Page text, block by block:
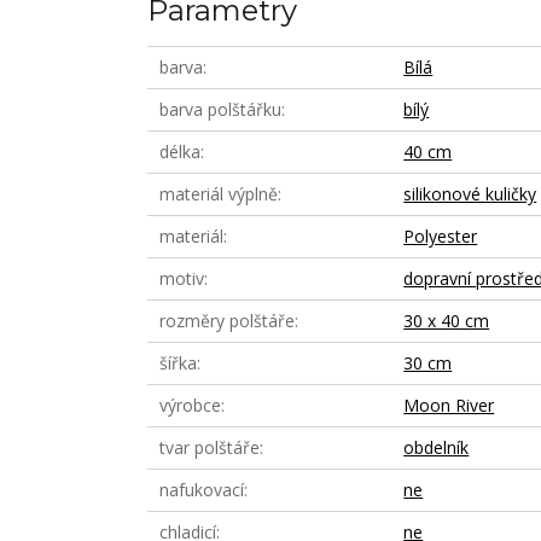
Parametry
barva
Bílá
barva polštářku
bílý
délka
40 cm
materiál výplně
silikonové kuličky
materiál
Polyester
motiv
dopravní
rozměry polštáře
30 x 40 cm
šířka
30 cm
výrobce
Moon River
tvar polštáře
obdelník
nafukovací
ne
chladicí
ne